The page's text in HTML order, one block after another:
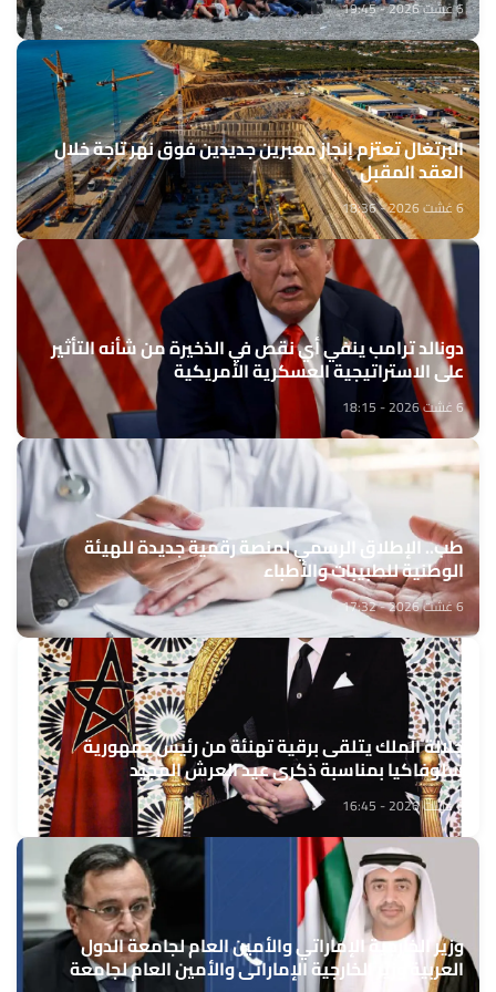
6 غشت 2026 - 19:45
البرتغال تعتزم إنجاز معبرين جديدين فوق نهر تاجة خلال
العقد المقبل
6 غشت 2026 - 18:36
دونالد ترامب ينفي أي نقص في الذخيرة من شأنه التأثير
على الاستراتيجية العسكرية الأمريكية
6 غشت 2026 - 18:15
طب.. الإطلاق الرسمي لمنصة رقمية جديدة للهيئة
الوطنية للطبيبات والأطباء
6 غشت 2026 - 17:32
جلالة الملك يتلقى برقية تهنئة من رئيس جمهورية
سلوفاكيا بمناسبة ذكرى عيد العرش المجيد
6 غشت 2026 - 16:45
وزير الخارجية الإماراتي والأمين العام لجامعة الدول
العربية وزير الخارجية الإماراتي والأمين العام لجامعة